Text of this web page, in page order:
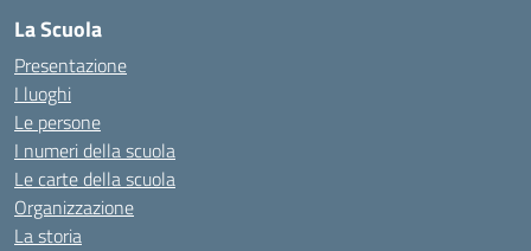
La Scuola
Presentazione
I luoghi
Le persone
I numeri della scuola
Le carte della scuola
Organizzazione
La storia